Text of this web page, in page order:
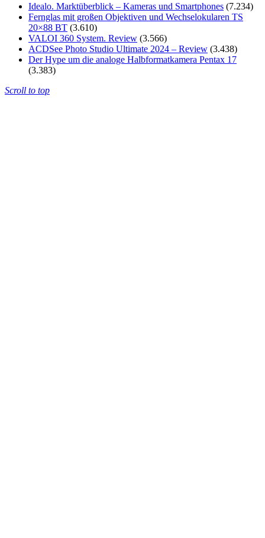
Idealo. Marktüberblick – Kameras und Smartphones (7.234)
Fernglas mit großen Objektiven und Wechselokularen TS
20×88 BT (3.610)
VALOI 360 System. Review (3.566)
ACDSee Photo Studio Ultimate 2024 – Review (3.438)
Der Hype um die analoge Halbformatkamera Pentax 17
(3.383)
Scroll to top